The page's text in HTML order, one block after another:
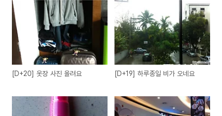
[D+20] 옷장 사진 올려요 [D+19] 하루종일 비가 오네요